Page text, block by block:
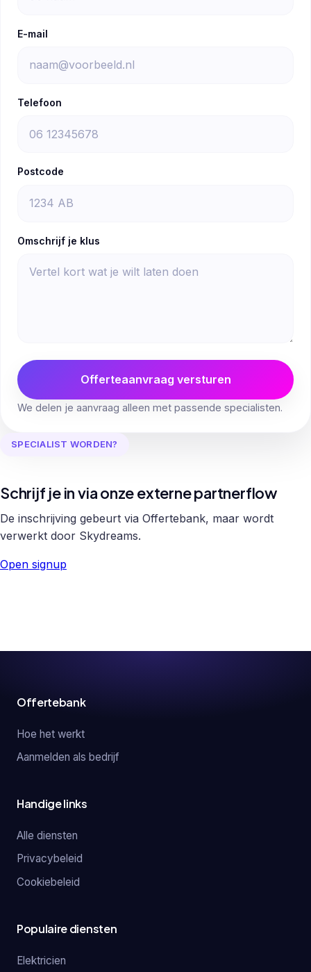
E-mail
Telefoon
Postcode
Omschrijf je klus
Offerteaanvraag versturen
We delen je aanvraag alleen met passende specialisten.
SPECIALIST WORDEN?
Schrijf je in via onze externe partnerflow
De inschrijving gebeurt via Offertebank, maar wordt
verwerkt door Skydreams.
Open signup
Offertebank
Hoe het werkt
Aanmelden als bedrijf
Handige links
Alle diensten
Privacybeleid
Cookiebeleid
Populaire diensten
Elektricien